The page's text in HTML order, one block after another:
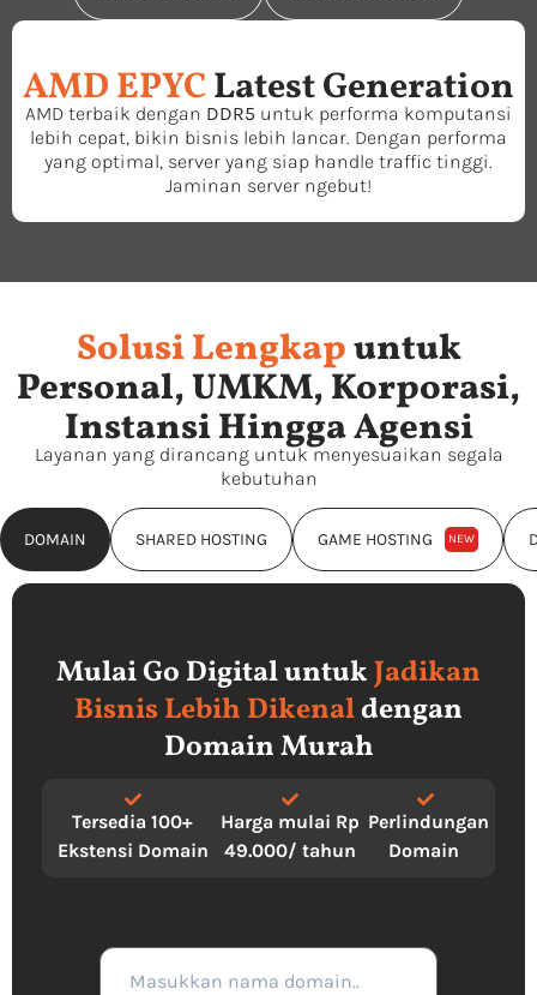
AMD EPYCLatest Generation
AMD terbaik dengan DDR5 untuk performa komputansi
lebih cepat, bikin bisnis lebih lancar. Dengan performa
yang optimal, server yang siap handle traffic tinggi.
Jaminan server ngebut!
Solusi Lengkapuntuk
Personal, UMKM, Korporasi,
Instansi Hingga Agensi
Layanan yang dirancang untuk menyesuaikan segala
kebutuhan
DOMAIN SHARED HOSTING GAME HOSTING NEW
Mulai Go Digital untukJadikan
Bisnis Lebih Dikenaldengan
Domain Murah
Tersedia 100+
Ekstensi Domain
Harga mulai Rp
49.000/ tahun
Perlindungan
Domain